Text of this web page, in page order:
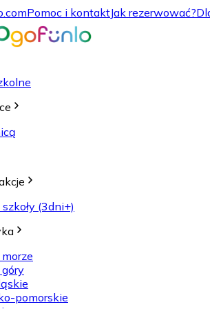
Pomoc i kontaktJak rezerwować?
(3dni+)
pomorskie